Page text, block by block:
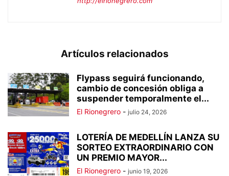
Artículos relacionados
Flypass seguirá funcionando,
cambio de concesión obliga a
suspender temporalmente el...
El Rionegrero - julio 24, 2026
LOTERÍA DE MEDELLÍN LANZA SU
SORTEO EXTRAORDINARIO CON
UN PREMIO MAYOR...
El Rionegrero - junio 19, 2026